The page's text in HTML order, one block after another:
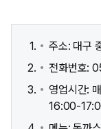
주소: 대구
전화번호:
영업시간:
16:00-